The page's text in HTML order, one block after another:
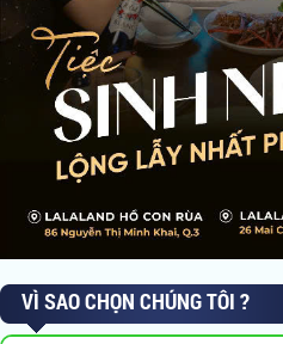
VÌ SAO CHỌN CHÚNG TÔI ?